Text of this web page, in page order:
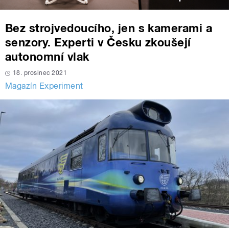
Bez strojvedoucího, jen s kamerami a
senzory. Experti v Česku zkoušejí
autonomní vlak
18. prosinec 2021
Magazín Experiment